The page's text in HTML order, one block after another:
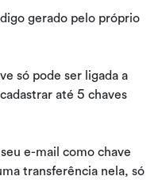
gerado pelo próprio
só pode ser ligada a
até 5 chaves
e-mail como chave
transferência nela, só